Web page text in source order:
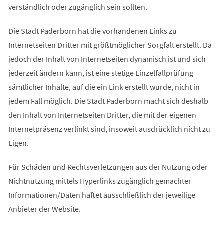
verständlich oder zugänglich sein sollten.
Die Stadt Paderborn hat die vorhandenen Links zu
Internetseiten Dritter mit größtmöglicher Sorgfalt erstellt. Da
jedoch der Inhalt von Internetseiten dynamisch ist und sich
jederzeit ändern kann, ist eine stetige Einzelfallprüfung
sämtlicher Inhalte, auf die ein Link erstellt wurde, nicht in
jedem Fall möglich. Die Stadt Paderborn macht sich deshalb
den Inhalt von Internetseiten Dritter, die mit der eigenen
Internetpräsenz verlinkt sind, insoweit ausdrücklich nicht zu
Eigen.
Für Schäden und Rechtsverletzungen aus der Nutzung oder
Nichtnutzung mittels Hyperlinks zugänglich gemachter
Informationen/Daten haftet ausschließlich der jeweilige
Anbieter der Website.